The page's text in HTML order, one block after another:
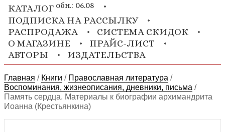
КАТАЛОГ обн.: 06.08
ПОДПИСКА НА РАССЫЛКУ
РАСПРОДАЖА
СИСТЕМА СКИДОК
О МАГАЗИНЕ
ПРАЙС-ЛИСТ
АВТОРЫ
ИЗДАТЕЛЬСТВА
Главная / Книги / Православная литература /
Воспоминания, жизнеописания, дневники, письма /
Память сердца. Материалы к биографии архимандрита
Иоанна (Крестьянкина)